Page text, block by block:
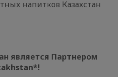
напитков Казахстан
является Партнером